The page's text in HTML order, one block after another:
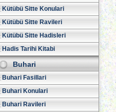
Kütübü Sitte Konulari
Kütübü Sitte Ravileri
Kütübü Sitte Hadisleri
Hadis Tarihi Kitabi
Buhari
Buhari Fasillari
Buhari Konulari
Buhari Ravileri